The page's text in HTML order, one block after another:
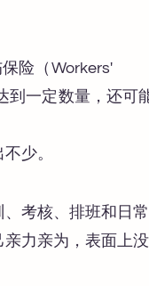
险（Workers'
一定数量，还可
少。
考核、排班和日
力亲为，表面上